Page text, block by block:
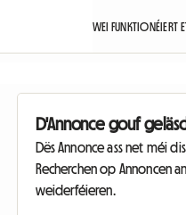
WEI FUNKTIONÉIERT
D'Annonce gouf
Dës Annonce ass net méi
Recherchen op Annoncen
weiderféieren.